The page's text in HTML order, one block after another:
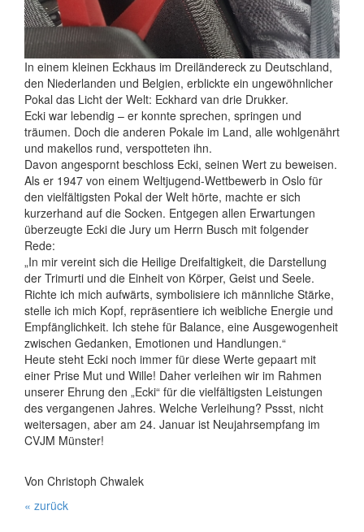
In einem kleinen Eckhaus im Dreiländereck zu Deutschland,
den Niederlanden und Belgien, erblickte ein ungewöhnlicher
Pokal das Licht der Welt: Eckhard van drie Drukker.
Ecki war lebendig – er konnte sprechen, springen und
träumen. Doch die anderen Pokale im Land, alle wohlgenährt
und makellos rund, verspotteten ihn.
Davon angespornt beschloss Ecki, seinen Wert zu beweisen.
Als er 1947 von einem Weltjugend-Wettbewerb in Oslo für
den vielfältigsten Pokal der Welt hörte, machte er sich
kurzerhand auf die Socken. Entgegen allen Erwartungen
überzeugte Ecki die Jury um Herrn Busch mit folgender
Rede:
„In mir vereint sich die Heilige Dreifaltigkeit, die Darstellung
der Trimurti und die Einheit von Körper, Geist und Seele.
Richte ich mich aufwärts, symbolisiere ich männliche Stärke,
stelle ich mich Kopf, repräsentiere ich weibliche Energie und
Empfänglichkeit. Ich stehe für Balance, eine Ausgewogenheit
zwischen Gedanken, Emotionen und Handlungen.“
Heute steht Ecki noch immer für diese Werte gepaart mit
einer Prise Mut und Wille! Daher verleihen wir im Rahmen
unserer Ehrung den „Ecki“ für die vielfältigsten Leistungen
des vergangenen Jahres. Welche Verleihung? Pssst, nicht
weitersagen, aber am 24. Januar ist Neujahrsempfang im
CVJM Münster!
Von Christoph Chwalek
« zurück